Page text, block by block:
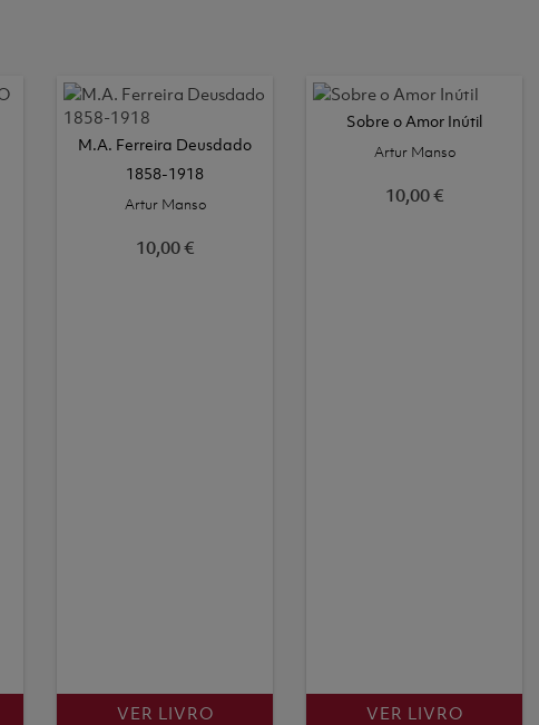
M.A. Ferreira Deusdado
1858-1918
Artur Manso
10,00 €
VER LIVRO
Sobre o Amor Inútil
Artur Manso
10,00 €
VER LIVRO